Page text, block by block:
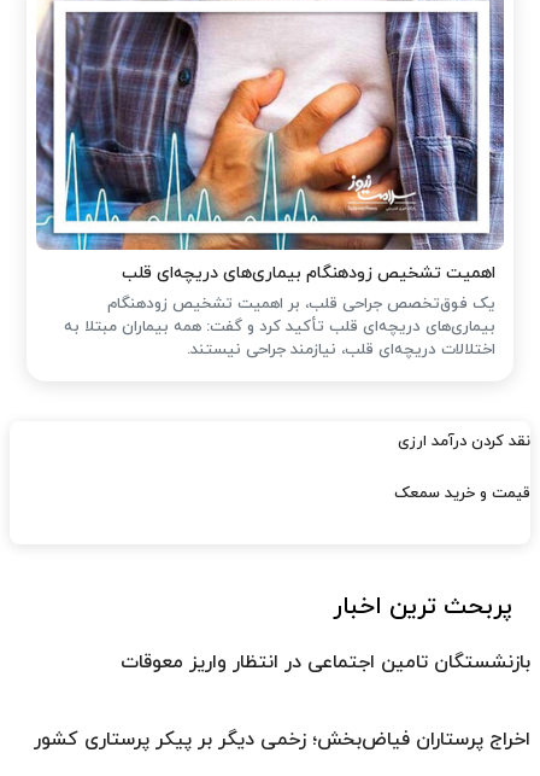
اهمیت تشخیص زودهنگام بیماری‌های دریچه‌ای قلب
یک فوق‌تخصص جراحی قلب، بر اهمیت تشخیص زودهنگام
بیماری‌های دریچه‌ای قلب تأکید کرد و گفت: همه بیماران مبتلا به
اختلالات دریچه‌ای قلب، نیازمند جراحی نیستند.
نقد کردن درآمد ارزی
قیمت و خرید سمعک
پربحث ترین اخبار
بازنشستگان تامین اجتماعی در انتظار واریز معوقات
اخراج پرستاران فیاض‌بخش؛ زخمی دیگر بر پیکر پرستاری کشور